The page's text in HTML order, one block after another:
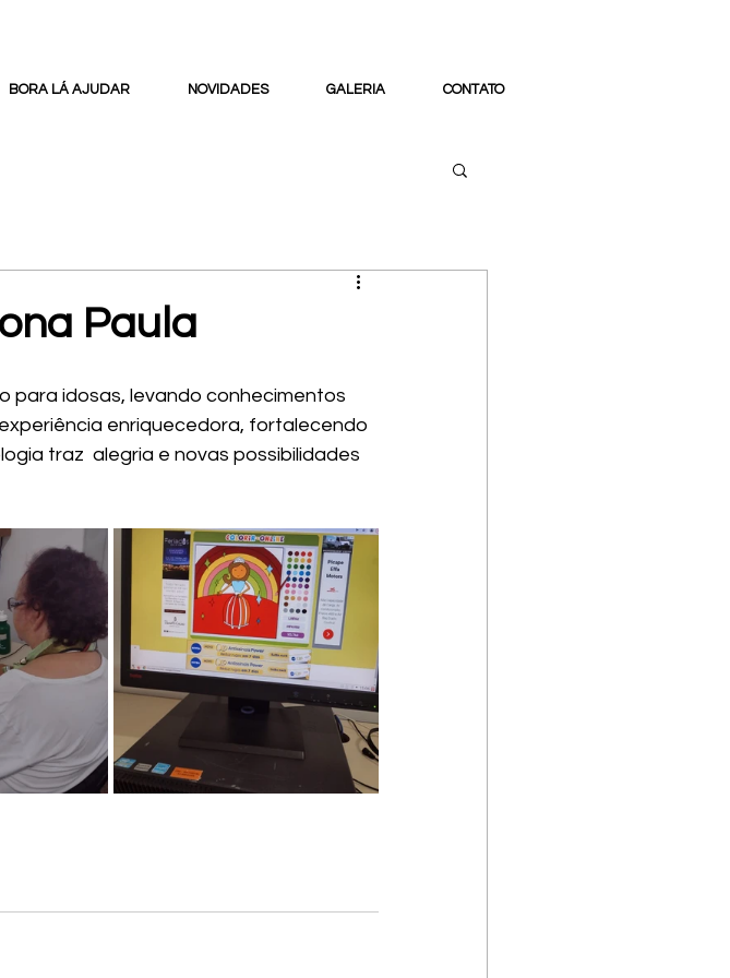
BORA LÁ AJUDAR NOVIDADES GALERIA CONTATO
Paula
para idosas, levando conhecimentos
enriquecedora, fortalecendo
traz  alegria e novas possibilidades